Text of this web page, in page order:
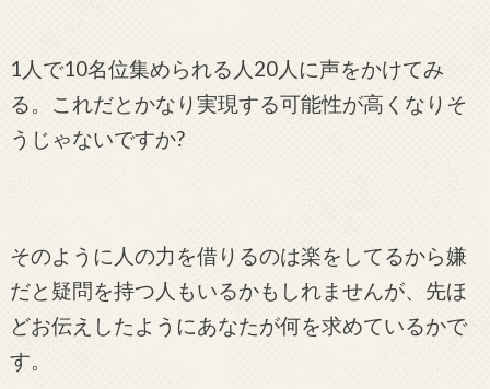
1人で10名位集められる人20人に声をかけてみ
る。これだとかなり実現する可能性が高くなりそ
うじゃないですか?
そのように人の力を借りるのは楽をしてるから嫌
だと疑問を持つ人もいるかもしれませんが、先ほ
どお伝えしたようにあなたが何を求めているかで
す。